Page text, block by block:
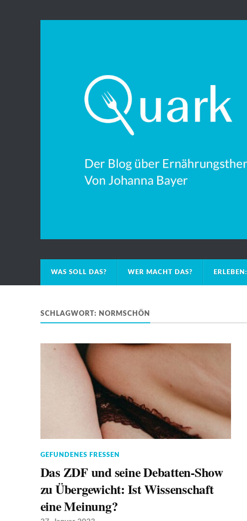
WAS SOLL DAS? WER MACHT DAS?
SCHLAGWORT: NORMSCHÖN
GEFUNDENES FRESSEN
Das ZDF und seine Debatten-Show
zu Übergewicht: Ist Wissenschaft
eine Meinung?